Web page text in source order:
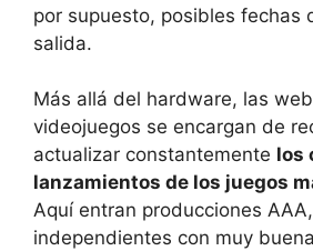
por supuesto, posibles fechas
salida.
Más allá del hardware, las
videojuegos se encargan de
actualizar constantemente los
lanzamientos de los juegos
Aquí entran producciones
independientes con muy